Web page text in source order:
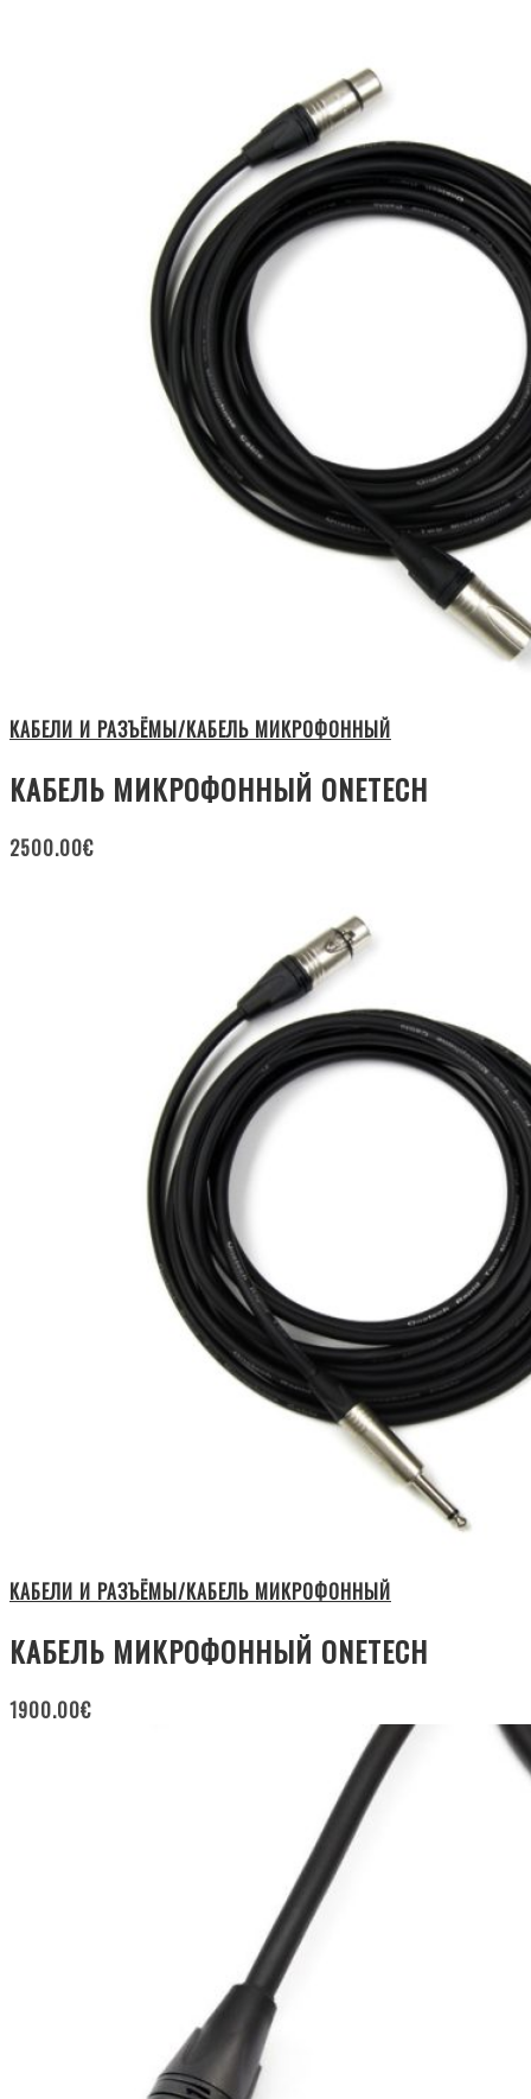
КАБЕЛИ И РАЗЪЁМЫ/КАБЕЛЬ МИКРОФОННЫЙ
КАБЕЛЬ МИКРОФОННЫЙ ONETECH
2500.00€
КАБЕЛИ И РАЗЪЁМЫ/КАБЕЛЬ МИКРОФОННЫЙ
КАБЕЛЬ МИКРОФОННЫЙ ONETECH
1900.00€